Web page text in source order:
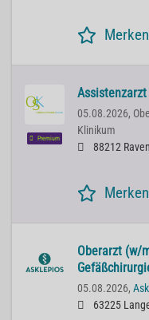
Merken
Premium
05.08.2026,
Klinikum
88212
Merken
Oberarzt (w/
05.08.2026,
63225